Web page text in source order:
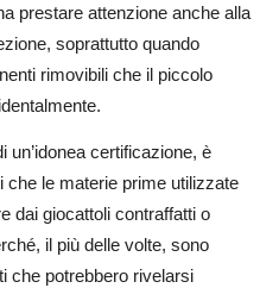
prestare attenzione anche alla
soprattutto quando
rimovibili che il piccolo
un’idonea certificazione, è
le materie prime utilizzate
dai giocattoli contraffatti o
il più delle volte, sono
che potrebbero rivelarsi